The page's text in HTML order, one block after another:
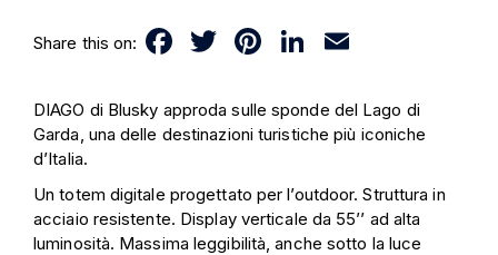
Share this on: Facebook
Twitter
Pinterest
LinkedIn
DIAGO di Blusky approda sulle sponde del Lago di
Garda, una delle destinazioni turistiche più iconiche
d’Italia.
Un totem digitale progettato per l’outdoor. Struttura in
acciaio resistente. Display verticale da 55’’ ad alta
luminosità. Massima leggibilità, anche sotto la luce